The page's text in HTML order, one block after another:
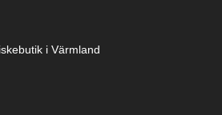
i Värmland